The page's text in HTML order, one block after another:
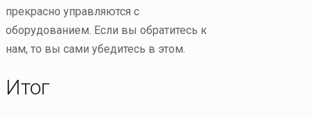
прекрасно управляются с
оборудованием. Если вы обратитесь к
нам, то вы сами убедитесь в этом.
Итог